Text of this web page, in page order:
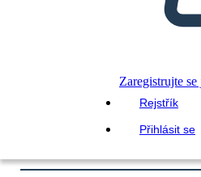
Zaregistrujte
Rejstřík
Přihlásit se